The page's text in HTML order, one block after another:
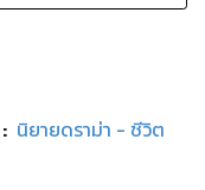
: นิยายดราม่า - ชีวิต